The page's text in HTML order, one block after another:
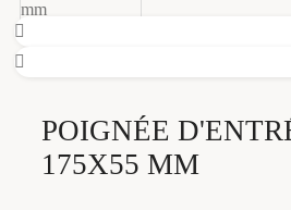
POIGNÉE
175X55 MM